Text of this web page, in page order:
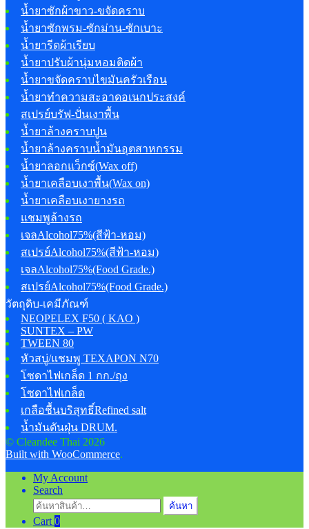
น้ำยาซักผ้าขาว-ขจัดคราบ
น้ำยาซักพรม-ซักม่าน-ซักเบาะ
น้ำยารีดผ้าเรียบ
น้ำยาปรับผ้านุ่มหอมติดผ้า
น้ำยาขจัดคราบไขมันครัวเรือน
น้ำยาทำความสะอาดอเนกประสงค์
สเปรย์บรัฟ-ปั่นเงาพื้น
น้ำยาล้างคราบปูน
น้ำยาล้างคราบน้ำมันอุตสาหกรรม
น้ำยาลอกแว็กซ์(Wax off)
น้ำยาเคลือบเงาพื้น(Wax on)
น้ำยาเคลือบเงายางรถ
แชมพูล้างรถ
เจลAlcohol75%(สีฟ้า-หอม)
สเปรย์Alcohol75%(สีฟ้า-หอม)
เจลAlcohol75%(Food Grade.)
สเปรย์Alcohol75%(Food Grade.)
วัตถุดิบ-เคมีภัณฑ์
NEOPELEX F50 ( KAO )
SUNTEX – PW
TWEEN 80
หัวสบู่/แชมพู TEXAPON N70
โซดาไฟเกล็ด 1 กก./ถุง
โซดาไฟเกล็ด
เกลือชื้นบริสุทธิ์Refined salt
น้ำมันดันฝุ่น DRUM.
© Cleandee Thai 2026
Built with WooCommerce.
My Account
Search
ค้นหา:
ค้นหา
Cart 0